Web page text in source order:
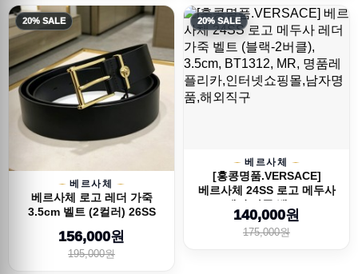
20% SALE
베르사체
베르사체 로고 레더 가죽
3.5cm 벨트 (2컬러) 26SS
156,000원
195,000원
20% SALE
베르사체
[홍콩명품.VERSACE]
베르사체 24SS 로고 메두사
레더 가죽 벨트...
140,000원
175,000원